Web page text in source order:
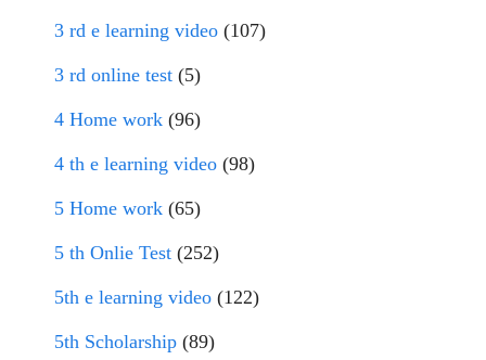
3 rd e learning video (107)
3 rd online test (5)
4 Home work (96)
4 th e learning video (98)
5 Home work (65)
5 th Onlie Test (252)
5th e learning video (122)
5th Scholarship (89)